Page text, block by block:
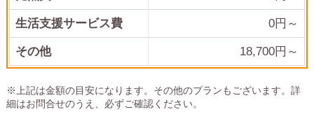
生活支援サービス費 0円～
その他 18,700円～
※上記は金額の目安になります。その他のプランもございます。詳
細はお問合せのうえ、必ずご確認ください。